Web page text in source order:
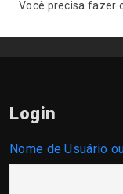
Você precisa fazer
Login
Nome de Usuário